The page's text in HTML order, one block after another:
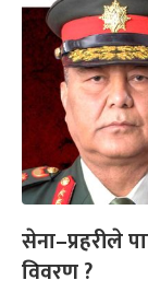
सेना–प्रहरीले
विवरण ?